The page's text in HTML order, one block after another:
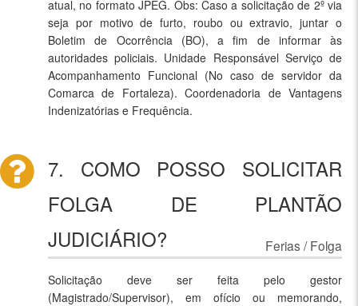
atual, no formato JPEG. Obs: Caso a solicitação de 2º via
seja por motivo de furto, roubo ou extravio, juntar o
Boletim de Ocorrência (BO), a fim de informar às
autoridades policiais. Unidade Responsável Serviço de
Acompanhamento Funcional (No caso de servidor da
Comarca de Fortaleza). Coordenadoria de Vantagens
Indenizatórias e Frequência.
7. COMO POSSO SOLICITAR
FOLGA DE PLANTÃO
JUDICIÁRIO?
Ferias / Folga
Solicitação deve ser feita pelo gestor
(Magistrado/Supervisor), em ofício ou memorando,